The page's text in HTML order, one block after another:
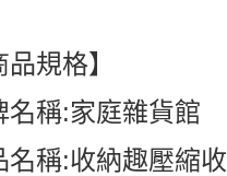
規格】
名稱:家庭雜貨館
名稱:收納趣壓縮